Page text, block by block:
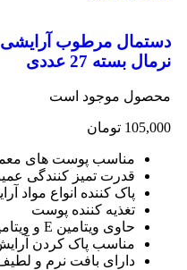
دستمال مرطوب
نرمال بسته 27 عددی
محصول موجود است
105,000 تومان
مناسب پوست های
قدرت تمیز کنندگی
پاک کننده انواع مواد
تغذیه کننده پوست
حاوی ویتامین E و ویتامین B5
مناسب پاک کردن
دارای بافت نرم و